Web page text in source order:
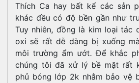
Thích Ca hay bất kể các sản
khác đều có độ bền gần như
Tuy nhiên, đồng là kim loại tác
oxi sẽ rất dễ dàng bị xuống
môi trường ẩm ướt. Để khắc
chúng tôi đã xử lý bề mặt rất
phủ bóng lớp 2k nhằm bảo vệ